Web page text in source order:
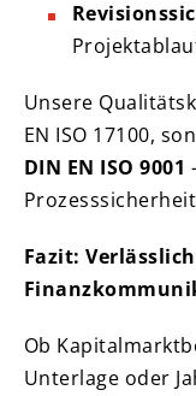
Unsere
EN ISO 17100,
DIN EN ISO 9001
Fazit:
Ob
Unterlage oder